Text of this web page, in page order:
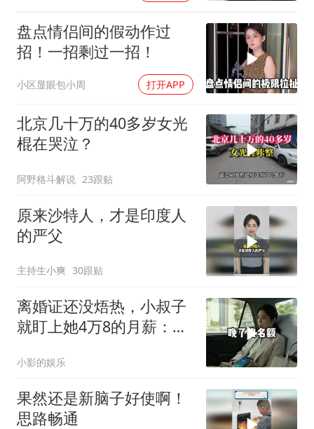
盘点情侣间的假动作过
招！一招剩过一招！
小区显眼包小周 打开APP
北京几十万的40多岁女光
棍在哭泣？
阿野格斗解说 23跟贴
原来沙特人，才是印度人
的严父
主持生小爽 30跟贴
离婚证还没焐热，小叔子
就盯上她4万8的月薪：转
小影的娱乐
果然还是新脑子好使啊！
思路畅通